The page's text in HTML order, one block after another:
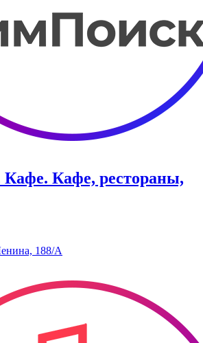
Кафе, рестораны,
188/А